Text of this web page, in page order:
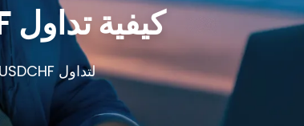
كيفية تداول USDCHF
لتداول USDCHF بفعالية: